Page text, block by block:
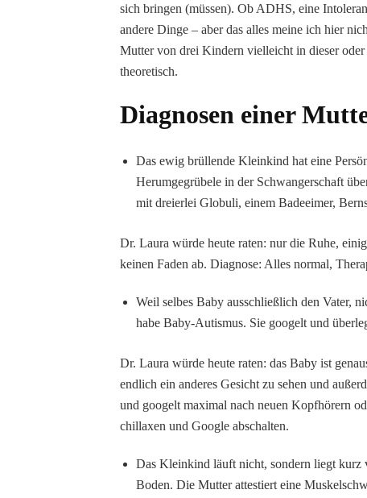
sich bringen (müssen). Ob ADHS, eine
andere Dinge – aber das alles meine ich hier
Mutter von drei Kindern vielleicht in dieser
theoretisch.
Diagnosen einer
Das ewig brüllende Kleinkind hat eine
Herumgegrübele in der Schwangerschaft
mit dreierlei Globuli, einem Badeeimer,
Dr. Laura würde heute raten: nur die Ruhe,
keinen Faden ab. Diagnose: Alles normal,
Weil selbes Baby ausschließlich den Vater,
habe Baby-Autismus. Sie googelt und
Dr. Laura würde heute raten: das Baby ist
endlich ein anderes Gesicht zu sehen und
und googelt maximal nach neuen Kopfhörern
chillaxen und Google abschalten.
Das Kleinkind läuft nicht, sondern liegt kurz
Boden. Die Mutter attestiert eine